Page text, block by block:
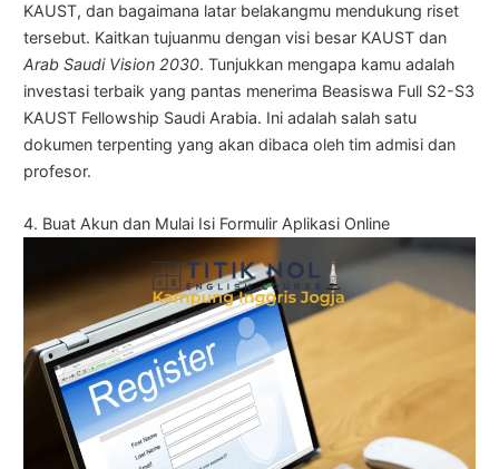
KAUST, dan bagaimana latar belakangmu mendukung riset
tersebut. Kaitkan tujuanmu dengan visi besar KAUST dan
Arab Saudi Vision 2030. Tunjukkan mengapa kamu adalah
investasi terbaik yang pantas menerima Beasiswa Full S2-S3
KAUST Fellowship Saudi Arabia. Ini adalah salah satu
dokumen terpenting yang akan dibaca oleh tim admisi dan
profesor.
4. Buat Akun dan Mulai Isi Formulir Aplikasi Online